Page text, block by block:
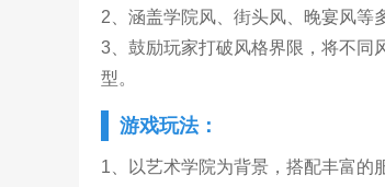
2、涵盖学院风、街头风、晚宴风等
3、鼓励玩家打破风格界限，将不同
型。
游戏玩法：
1、以艺术学院为背景，搭配丰富的